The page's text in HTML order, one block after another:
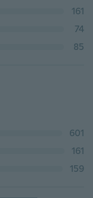
161
74
85
601
161
159